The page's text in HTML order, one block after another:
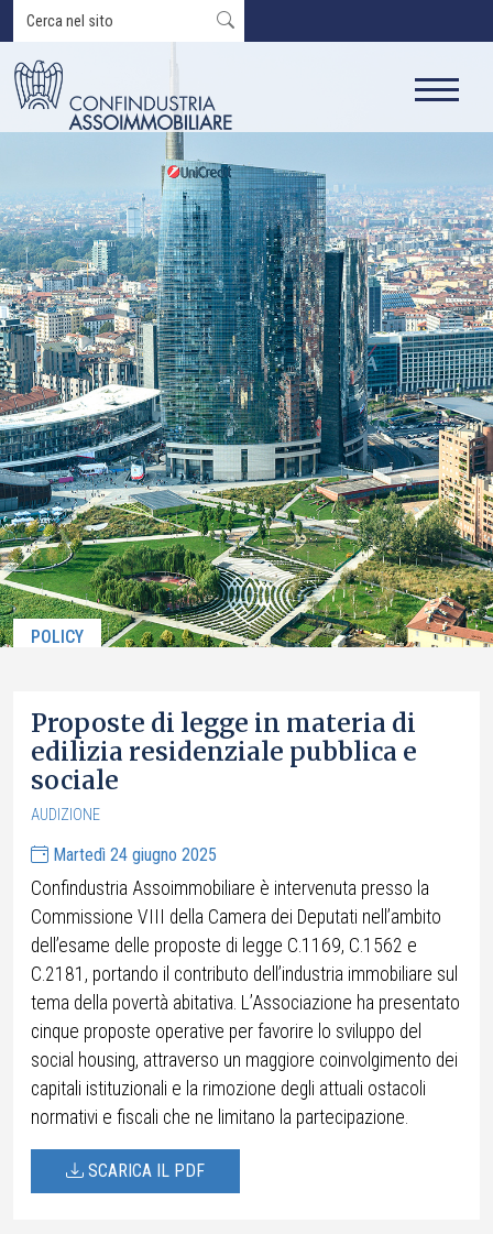
POLICY
Proposte di legge in materia di
edilizia residenziale pubblica e
sociale
AUDIZIONE
Martedì 24 giugno 2025
Confindustria Assoimmobiliare è intervenuta presso la
Commissione VIII della Camera dei Deputati nell’ambito
dell’esame delle proposte di legge C.1169, C.1562 e
C.2181, portando il contributo dell’industria immobiliare sul
tema della povertà abitativa. L’Associazione ha presentato
cinque proposte operative per favorire lo sviluppo del
social housing, attraverso un maggiore coinvolgimento dei
capitali istituzionali e la rimozione degli attuali ostacoli
normativi e fiscali che ne limitano la partecipazione.
SCARICA IL PDF